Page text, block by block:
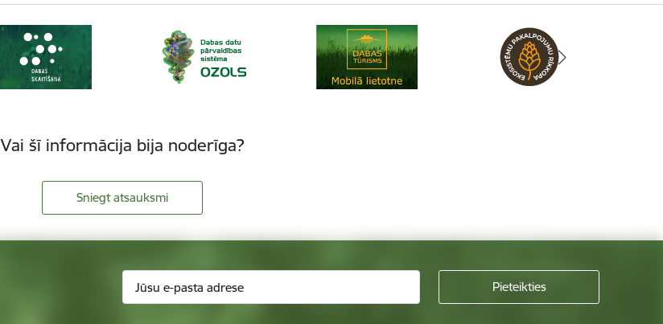
Vai šī informācija bija noderīga?
Sniegt atsauksmi